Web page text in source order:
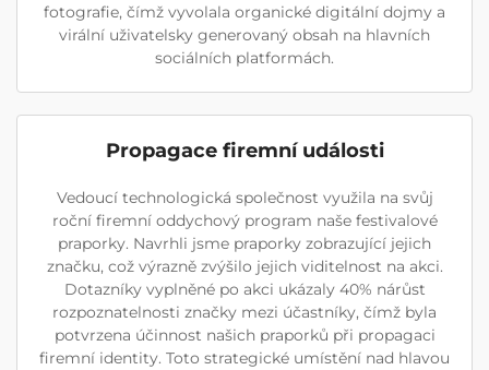
fotografie, čímž vyvolala organické digitální dojmy a
virální uživatelsky generovaný obsah na hlavních
sociálních platformách.
Propagace firemní události
Vedoucí technologická společnost využila na svůj
roční firemní oddychový program naše festivalové
praporky. Navrhli jsme praporky zobrazující jejich
značku, což výrazně zvýšilo jejich viditelnost na akci.
Dotazníky vyplněné po akci ukázaly 40% nárůst
rozpoznatelnosti značky mezi účastníky, čímž byla
potvrzena účinnost našich praporků při propagaci
firemní identity. Toto strategické umístění nad hlavou